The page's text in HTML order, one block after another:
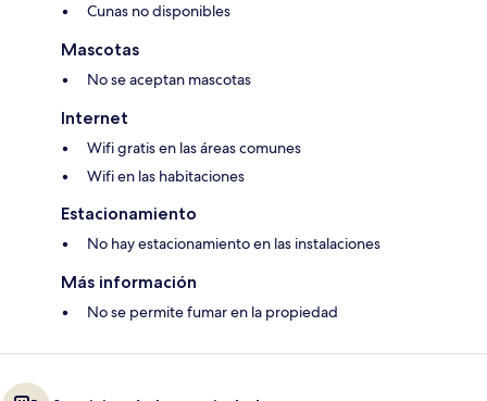
Cunas no disponibles
Mascotas
No se aceptan mascotas
Internet
Wifi gratis en las áreas comunes
Wifi en las habitaciones
Estacionamiento
No hay estacionamiento en las instalaciones
Más información
No se permite fumar en la propiedad